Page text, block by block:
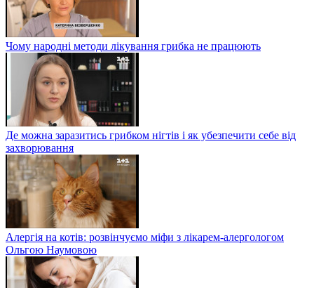
Чому народні методи лікування грибка не працюють
Де можна заразитись грибком нігтів і як убезпечити себе від
захворювання
Алергія на котів: розвінчуємо міфи з лікарем-алергологом
Ольгою Наумовою